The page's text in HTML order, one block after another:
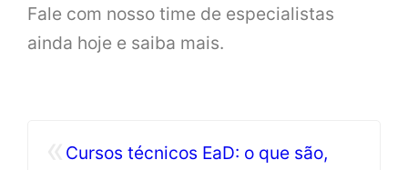
Fale com nosso time de especialistas
ainda hoje e saiba mais.
Cursos técnicos EaD: o que são,